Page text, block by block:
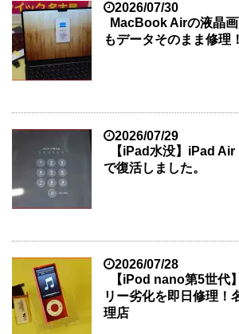
2026/07/30
MacBook Airの液晶
もデータそのまま修理
2026/07/29
【iPad水没】iPad
で復活しました。
2026/07/28
【iPod nano第5世代
リー劣化を即日修理！
理店